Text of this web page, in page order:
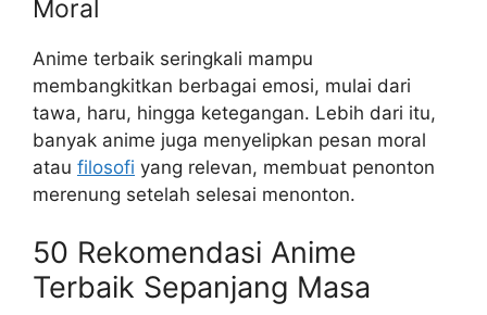
Moral
Anime terbaik seringkali mampu
membangkitkan berbagai emosi, mulai dari
tawa, haru, hingga ketegangan. Lebih dari itu,
banyak anime juga menyelipkan pesan moral
atau filosofi yang relevan, membuat penonton
merenung setelah selesai menonton.
50 Rekomendasi Anime
Terbaik Sepanjang Masa